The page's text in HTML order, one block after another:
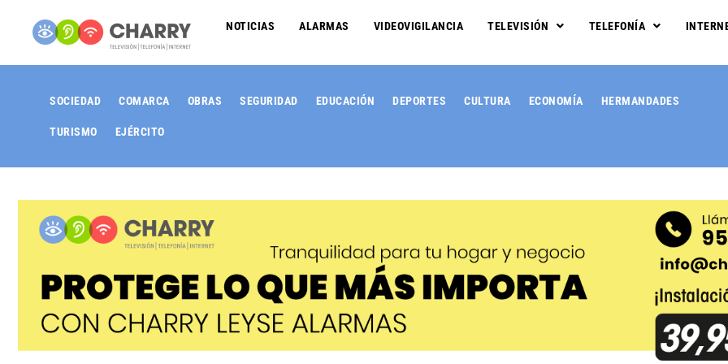
NOTICIAS ALARMAS VIDEOVIGILANCIA TELEVISIÓN TELEFONÍA
SOCIEDAD COMARCA OBRAS SEGURIDAD EDUCACIÓN DEPORTES CULTURA ECONOMÍA HERMANDADES
TURISMO EJÉRCITO